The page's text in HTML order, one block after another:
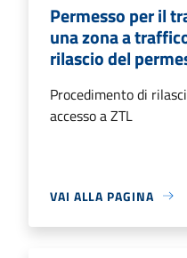
Permesso per il
una zona a
rilascio del
Procedimento di
accesso a ZTL
VAI ALLA PAGINA